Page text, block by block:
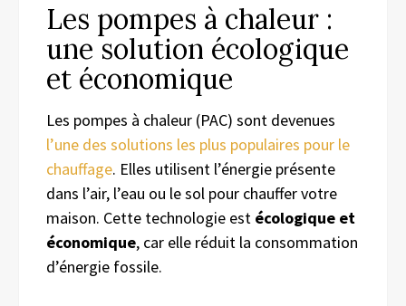
Les pompes à chaleur :
une solution écologique
et économique
Les pompes à chaleur (PAC) sont devenues
l’une des solutions les plus populaires pour le
chauffage. Elles utilisent l’énergie présente
dans l’air, l’eau ou le sol pour chauffer votre
maison. Cette technologie est écologique et
économique, car elle réduit la consommation
d’énergie fossile.